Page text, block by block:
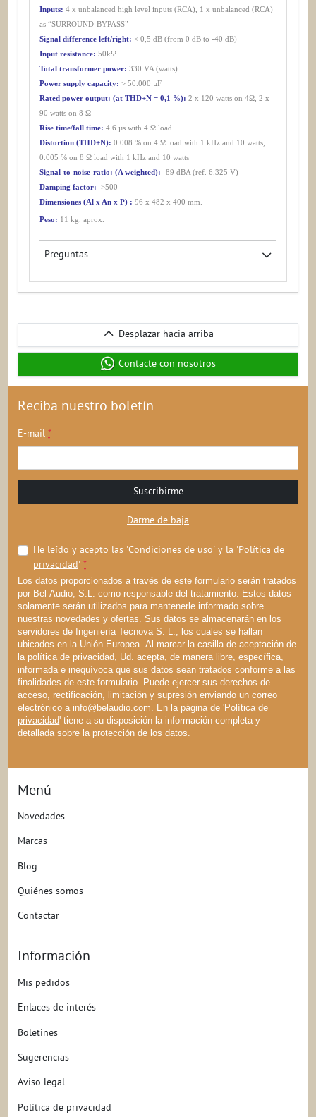
Inputs: 4 x unbalanced high level inputs (RCA), 1 x unbalanced (RCA)
as “SURROUND-BYPASS”
Signal difference left/right: < 0,5 dB (from 0 dB to -40 dB)
Input resistance: 50kΩ
Total transformer power: 330 VA (watts)
Power supply capacity: > 50.000 µF
Rated power output: (at THD+N = 0,1 %): 2 x 120 watts on 4Ω, 2 x
90 watts on 8 Ω
Rise time/fall time: 4.6 µs with 4 Ω load
Distortion (THD+N): 0.008 % on 4 Ω load with 1 kHz and 10 watts,
0.005 % on 8 Ω load with 1 kHz and 10 watts
Signal-to-noise-ratio: (A weighted): -89 dBA (ref. 6.325 V)
Damping factor:
>500
Dimensiones (Al x An x P) : 96 x 482 x 400 mm.
Peso: 11 kg. aprox.
Preguntas
Desplazar
hacia
arriba
Desplazar hacia arriba
Contacte con nosotros
Reciba nuestro boletín
E-mail *
Suscribirme
Darme de baja
He leído y acepto las 'Condiciones de uso' y la 'Política de
privacidad'*
Los datos proporcionados a través de este formulario serán tratados
por Bel Audio, S.L. como responsable del tratamiento. Estos datos
solamente serán utilizados para mantenerle informado sobre
nuestras novedades y ofertas. Sus datos se almacenarán en los
servidores de Ingeniería Tecnova S. L., los cuales se hallan
ubicados en la Unión Europea. Al marcar la casilla de aceptación de
la política de privacidad, Ud. acepta, de manera libre, específica,
informada e inequívoca que sus datos sean tratados conforme a las
finalidades de este formulario. Puede ejercer sus derechos de
acceso, rectificación, limitación y supresión enviando un correo
electrónico a info@belaudio.com. En la página de 'Política de
privacidad' tiene a su disposición la información completa y
detallada sobre la protección de los datos.
Menú
Novedades
Marcas
Blog
Quiénes somos
Contactar
Información
Mis pedidos
Enlaces de interés
Boletines
Sugerencias
Aviso legal
Política de privacidad